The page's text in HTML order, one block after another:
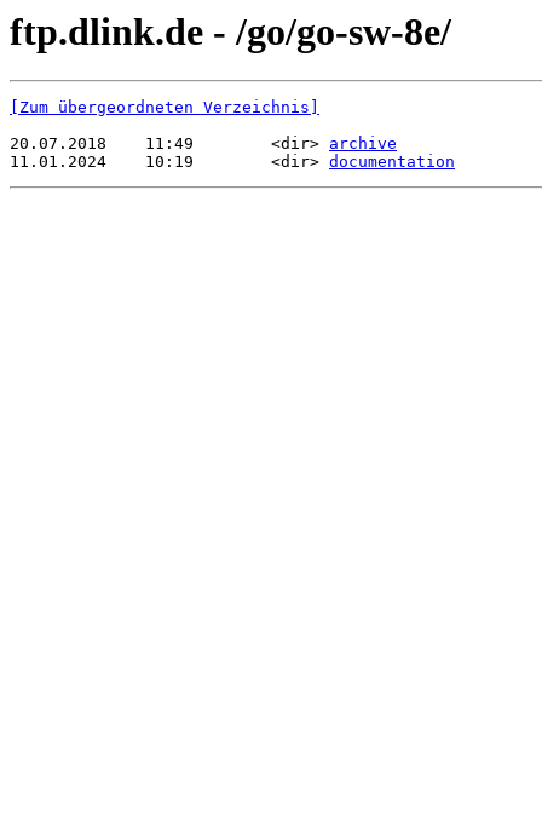
ftp.dlink.de - /go/go-sw-8e/
[Zum übergeordneten Verzeichnis]
20.07.2018    11:49        <dir> archive
11.01.2024    10:19        <dir> documentation